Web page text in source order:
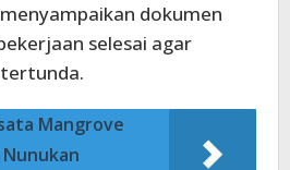
dokumen
selesai agar
Mangrove